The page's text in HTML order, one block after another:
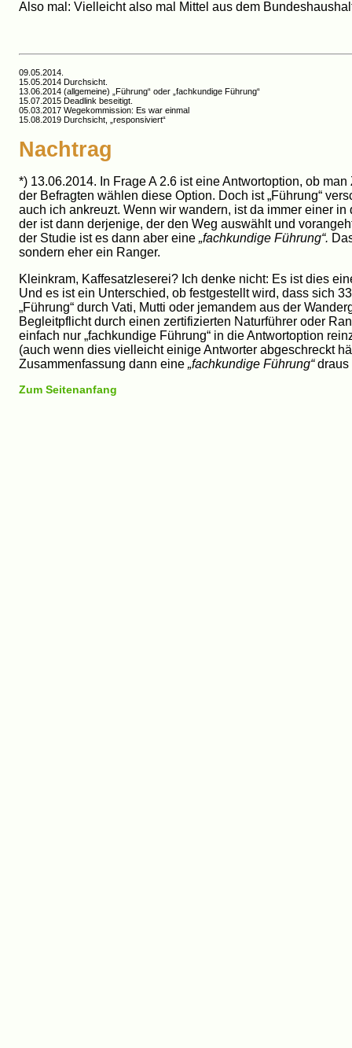
Also mal: Vielleicht also mal Mittel aus dem
09.05.2014.
15.05.2014 Durchsicht.
13.06.2014 (allgemeine) „Führung“ oder „fachkundige Führung“
15.07.2015 Deadlink beseitigt.
05.03.2017 Wegekommission: Es war einmal
15.08.2019 Durchsicht, „responsiviert“
Nachtrag
*) 13.06.2014. In Frage A 2.6 ist eine Antwortoption, ob
der Befragten wählen diese Option. Doch ist „Führung“
auch ich ankreuzt. Wenn wir wandern, ist da immer einer
der ist dann derjenige, der den Weg auswählt und
der Studie ist es dann aber eine „fachkundige Führung“.
sondern eher ein Ranger.
Kleinkram, Kaffesatzleserei? Ich denke nicht: Es ist dies
Und es ist ein Unterschied, ob festgestellt wird, dass sich
„Führung“ durch Vati, Mutti oder jemandem aus der
Begleitpflicht durch einen zertifizierten Naturführer oder
einfach nur „fachkundige Führung“ in die Antwortoption
(auch wenn dies vielleicht einige Antworter abgeschreckt
Zusammenfassung dann eine „fachkundige Führung“draus
Zum Seitenanfang